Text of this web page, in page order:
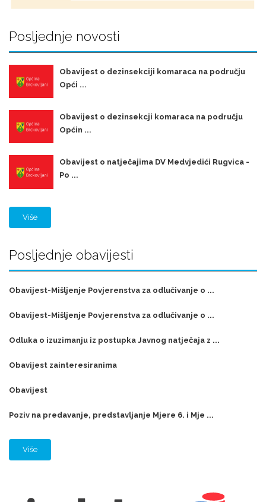
Posljednje novosti
Obavijest o dezinsekciji komaraca na području
Opći ...
Obavijest o dezinsekcji komaraca na području
Općin ...
Obavijest o natječajima DV Medvjedići Rugvica -
Po ...
Više
Posljednje obavijesti
Obavijest-Mišljenje Povjerenstva za odlučivanje o ...
Obavijest-Mišljenje Povjerenstva za odlučivanje o ...
Odluka o izuzimanju iz postupka Javnog natječaja z ...
Obavijest zainteresiranima
Obavijest
Poziv na predavanje, predstavljanje Mjere 6. i Mje ...
Više